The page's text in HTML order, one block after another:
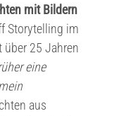
mit Bildern
Storytelling im
über 25 Jahren
eine
aus